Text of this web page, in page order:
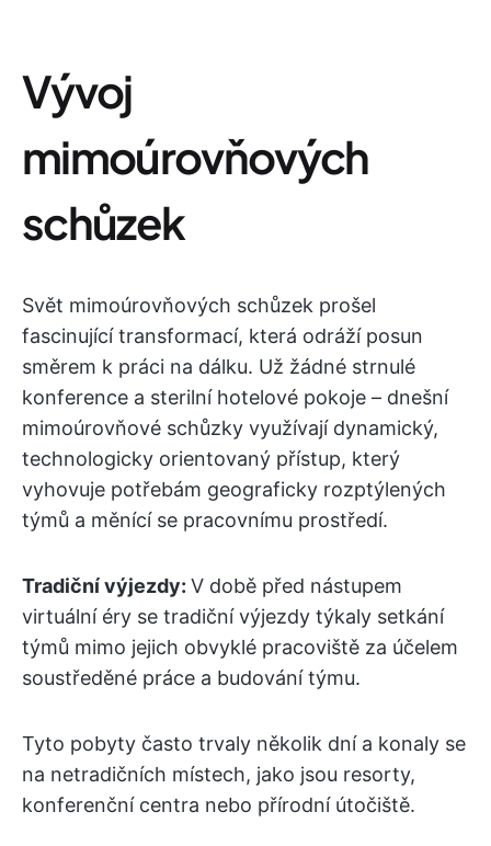
Vývoj
mimoúrovňových
schůzek
Svět mimoúrovňových schůzek prošel
fascinující transformací, která odráží posun
směrem k práci na dálku. Už žádné strnulé
konference a sterilní hotelové pokoje – dnešní
mimoúrovňové schůzky využívají dynamický,
technologicky orientovaný přístup, který
vyhovuje potřebám geograficky rozptýlených
týmů a měnící se pracovnímu prostředí.
Tradiční výjezdy: V době před nástupem
virtuální éry se tradiční výjezdy týkaly setkání
týmů mimo jejich obvyklé pracoviště za účelem
soustředěné práce a budování týmu.
Tyto pobyty často trvaly několik dní a konaly se
na netradičních místech, jako jsou resorty,
konferenční centra nebo přírodní útočiště.